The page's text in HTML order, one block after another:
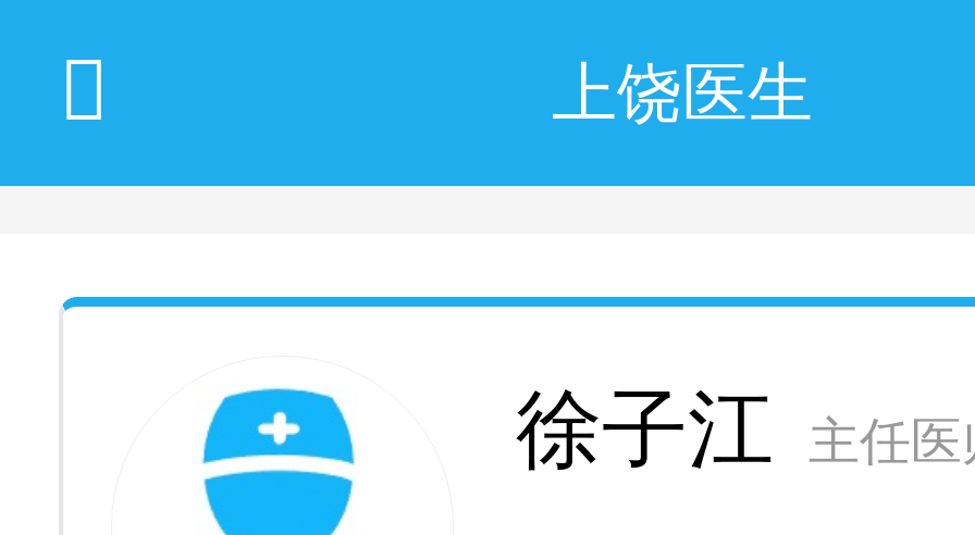
上饶医生
徐子江 主任医